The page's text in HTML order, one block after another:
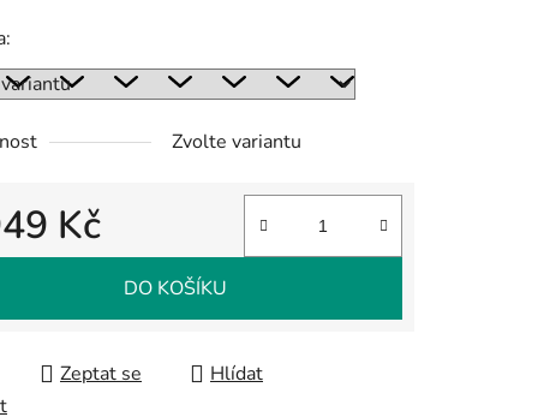
Zvolte variantu
Kč
DO KOŠÍKU
Zeptat se
Hlídat